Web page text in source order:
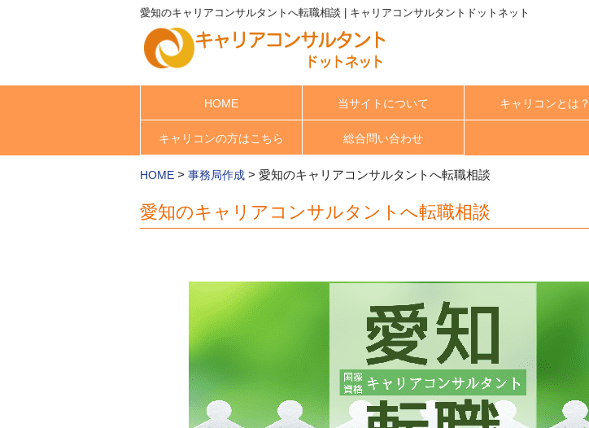
愛知のキャリアコンサルタントへ転職相談 | キャリアコンサルタントドットネット
HOME 当サイトについて キャリコンとは？
キャリコンの方はこちら 総合問い合わせ
HOME > 事務局作成 > 愛知のキャリアコンサルタントへ転職相談
愛知のキャリアコンサルタントへ転職相談